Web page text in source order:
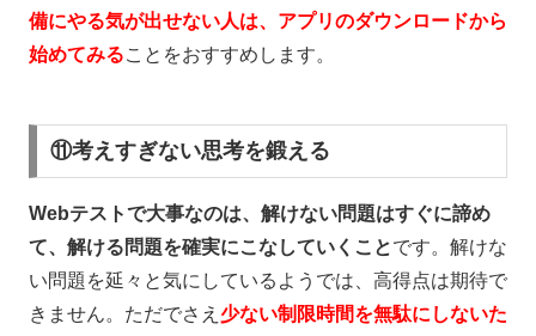
備にやる気が出せない人は、アプリのダウンロードから
始めてみることをおすすめします。
⑪考えすぎない思考を鍛える
Webテストで大事なのは、解けない問題はすぐに諦め
て、解ける問題を確実にこなしていく ことです。解けな
い問題を延々と気にしているようでは、高得点は期待で
きません。ただでさえ 少ない制限時間を無駄にしないた